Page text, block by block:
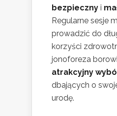
bezpieczny i
Regularne sesje
prowadzić do
korzyści
jonoforeza
atrakcyjny
dbających o
urodę.